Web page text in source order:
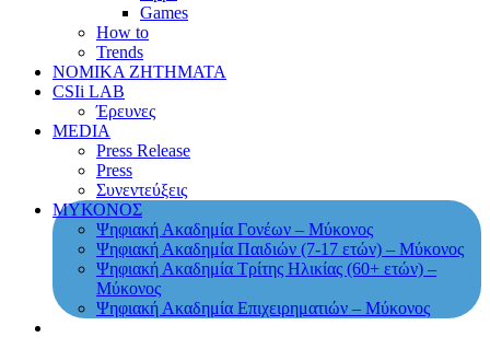
Games
How to
Trends
ΝΟΜΙΚΑ ΖΗΤΗΜΑΤΑ
CSIi LAB
Έρευνες
MEDIA
Press Release
Press
Συνεντεύξεις
ΜΥΚΟΝΟΣ
Ψηφιακή Ακαδημία Γονέων – Μύκονος
Ψηφιακή Ακαδημία Παιδιών (7-17 ετών) – Μύκονος
Ψηφιακή Ακαδημία Τρίτης Ηλικίας (60+ ετών) –
Μύκονος
Ψηφιακή Ακαδημία Επιχειρηματιών – Μύκονος